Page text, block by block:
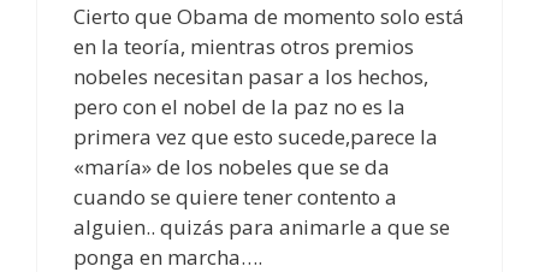
Cierto que Obama de momento solo está
en la teoría, mientras otros premios
nobeles necesitan pasar a los hechos,
pero con el nobel de la paz no es la
primera vez que esto sucede,parece la
«maría» de los nobeles que se da
cuando se quiere tener contento a
alguien.. quizás para animarle a que se
ponga en marcha….